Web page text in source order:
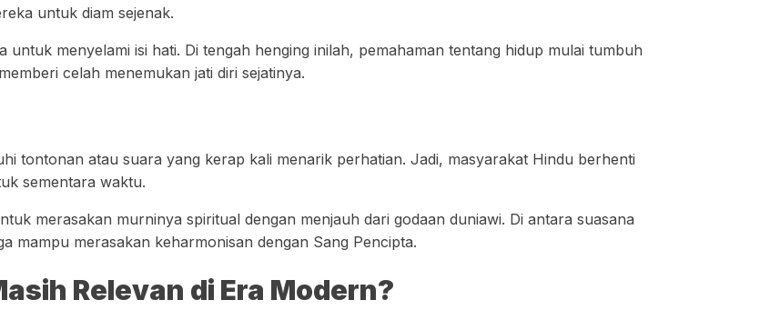
untuk diam sejenak.
untuk menyelami isi hati. Di tengah henging inilah, pemahaman tentang hidup mulai tumbuh
celah menemukan jati diri sejatinya.
tontonan atau suara yang kerap kali menarik perhatian. Jadi, masyarakat Hindu berhenti
sementara waktu.
merasakan murninya spiritual dengan menjauh dari godaan duniawi. Di antara suasana
mampu merasakan keharmonisan dengan Sang Pencipta.
Relevan di Era Modern?